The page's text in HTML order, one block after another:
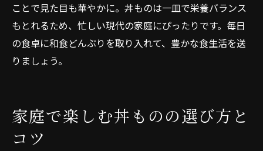
ことで見た目も華やかに。丼ものは一皿で栄養バランス
もとれるため、忙しい現代の家庭にぴったりです。毎日
の食卓に和食どんぶりを取り入れて、豊かな食生活を送
りましょう。
家庭で楽しむ丼ものの選び方と
コツ